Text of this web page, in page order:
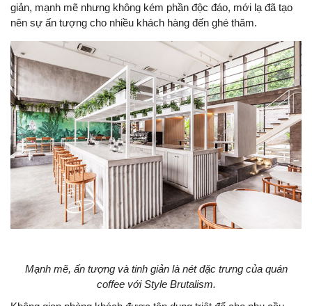
giản, mạnh mẽ nhưng không kém phần độc đáo, mới lạ đã tạo
nên sự ấn tượng cho nhiều khách hàng đến ghé thăm.
Mạnh mẽ, ấn tượng và tinh giản là nét đặc trưng của quán
coffee với Style Brutalism.